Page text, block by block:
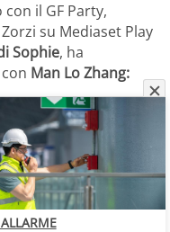
il GF Party,
su Mediaset Play
Sophie, ha
Man Lo Zhang:
che gestisco. Non
quattro vodka
casa e le ho detto di
lì non ci siamo mai